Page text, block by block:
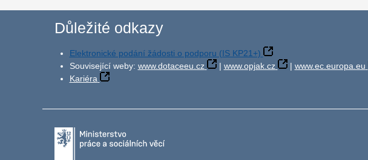
Důležité odkazy
Elektronické podání žádosti o podporu (IS KP21+)
Související weby: www.dotaceeu.cz | www.opjak.cz | www.ec.europa.eu
Kariéra